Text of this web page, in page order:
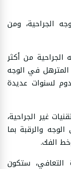
الجراحية، ومن
الجراحية من أكثر
المترهل في الوجه
لسنوات عديدة
غير الجراحية،
والرقبة بما
الفك.
التعافي، ستكون